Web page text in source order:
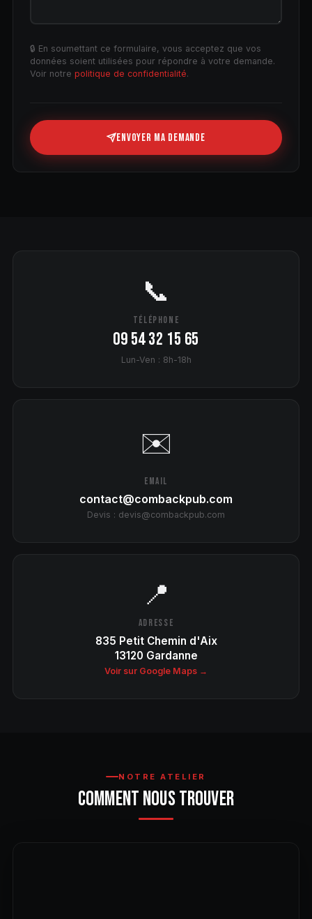
🔒 En soumettant ce formulaire, vous acceptez que vos
données soient utilisées pour répondre à votre demande.
Voir notre politique de confidentialité.
ENVOYER MA DEMANDE
📞
TÉLÉPHONE
09 54 32 15 65
Lun-Ven : 8h-18h
✉️
EMAIL
contact@combackpub.com
Devis : devis@combackpub.com
📍
ADRESSE
835 Petit Chemin d'Aix
13120 Gardanne
Voir sur Google Maps →
NOTRE ATELIER
COMMENT NOUS TROUVER